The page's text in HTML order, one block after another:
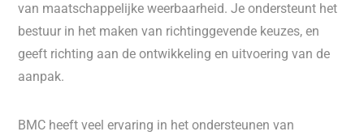
van maatschappelijke weerbaarheid. Je ondersteunt het
bestuur in het maken van richtinggevende keuzes, en
geeft richting aan de ontwikkeling en uitvoering van de
aanpak.
BMC heeft veel ervaring in het ondersteunen van